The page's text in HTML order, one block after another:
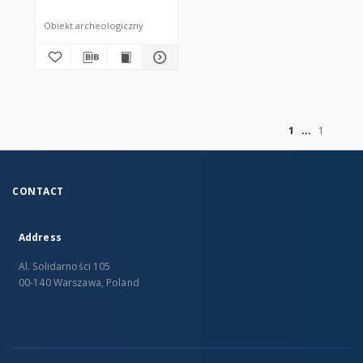
Obiekt archeologiczny
1
1
CONTACT
Address
Al. Solidarności 105
00-140 Warszawa, Poland